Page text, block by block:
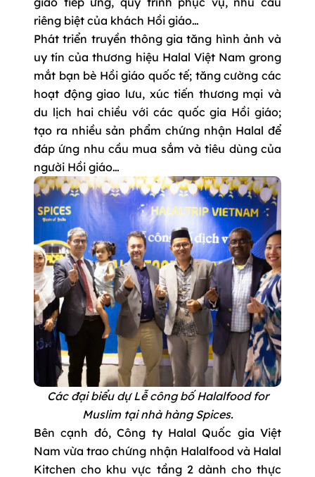
riêng biệt của khách Hồi giáo…
Phát triển truyền thông gia tăng hình ảnh và
uy tín của thương hiệu Halal Việt Nam grong
mắt bạn bè Hồi giáo quốc tế; tăng cường các
hoạt động giao lưu, xúc tiến thương mại và
du lịch hai chiều với các quốc gia Hồi giáo;
tạo ra nhiều sản phẩm chứng nhận Halal để
đáp ứng nhu cầu mua sắm và tiêu dùng của
người Hồi giáo…
Các đại biểu dự Lễ công bố Halalfood for
Muslim tại nhà hàng Spices.
Bên cạnh đó, Công ty Halal Quốc gia Việt
Nam vừa trao chứng nhận Halalfood và Halal
Kitchen cho khu vực tầng 2 dành cho thực